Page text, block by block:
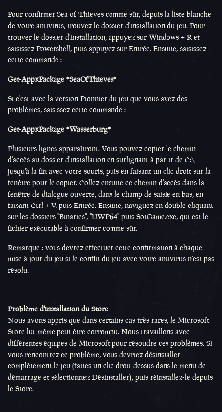
Pour confirmer Sea of Thieves comme sûr, depuis la liste blanche
de votre antivirus, trouvez le dossier d'installation du jeu. Pour
trouver le dossier d'installation, appuyez sur Windows + R et
saisissez Powershell, puis appuyez sur Entrée. Ensuite, saisissez
cette commande :
Get-AppxPackage *SeaOfThieves*
Si c'est avec la version Pionnier du jeu que vous avez des
problèmes, saisissez cette commande :
Get-AppxPackage *Wasserburg*
Plusieurs lignes apparaîtront. Vous pouvez copier le chemin
d'accès au dossier d'installation en surlignant à partir de C:\
jusqu'à la fin avec votre souris, puis en faisant un clic droit sur la
fenêtre pour le copier. Collez ensuite ce chemin d'accès dans la
fenêtre de dialogue ouverte, dans le champ de saisie en bas, en
faisant Ctrl + V, puis Entrée. Ensuite, naviguez en double cliquant
sur les dossiers "Binaries", "UWP64" puis SotGame.exe, qui est le
fichier exécutable à confirmer comme sûr.
Remarque : vous devrez effectuer cette confirmation à chaque
mise à jour du jeu si le conflit du jeu avec votre antivirus n'est pas
résolu.
Problème d'installation du Store
Nous avons appris que dans certains cas très rares, le Microsoft
Store lui-même peut-être corrompu. Nous travaillons avec
différentes équipes de Microsoft pour résoudre ces problèmes. Si
vous rencontrez ce problème, vous devriez désinstaller
complètement le jeu (faites un clic droit dessus dans le menu de
démarrage et sélectionnez Désinstaller), puis réinstallez-le depuis
le Store.